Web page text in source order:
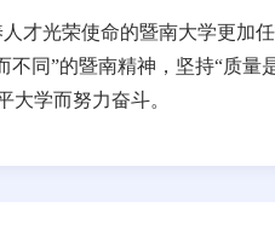
才光荣使命的暨南大学更加
同”的暨南精神，坚持“质量
大学而努力奋斗。